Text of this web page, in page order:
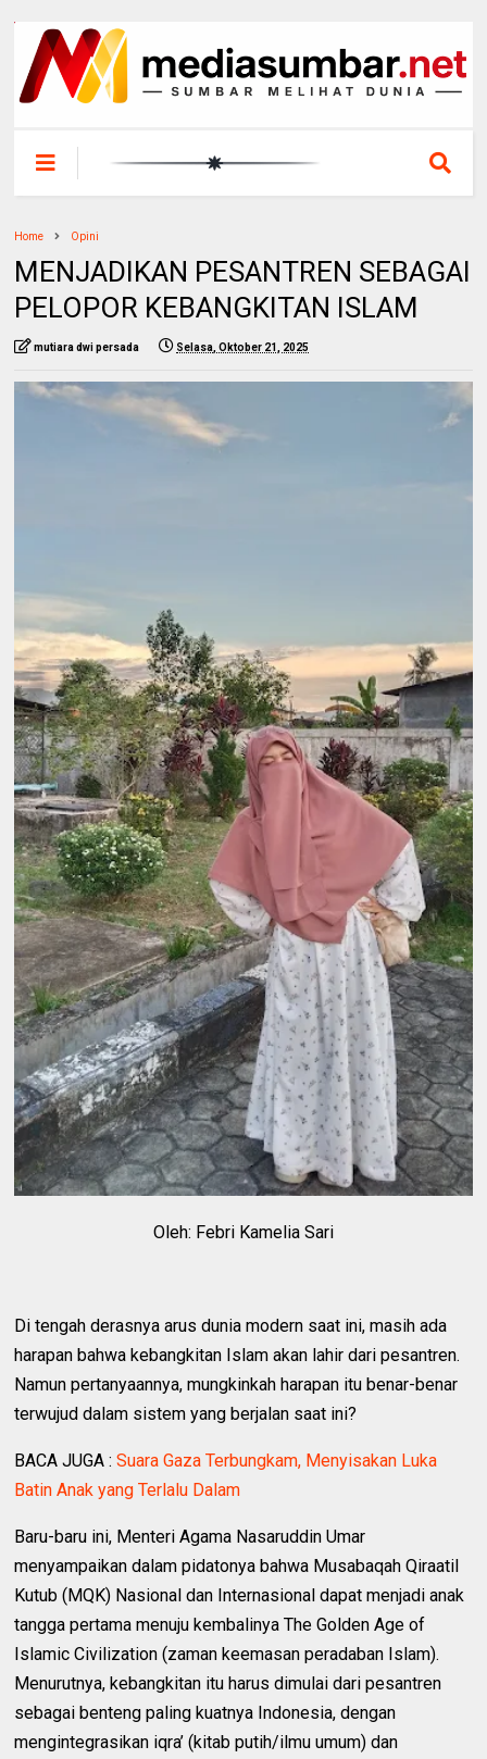
Home Opini
MENJADIKAN PESANTREN SEBAGAI
PELOPOR KEBANGKITAN ISLAM
mutiara dwi persada Selasa, Oktober 21, 2025
Oleh: Febri Kamelia Sari
Di tengah derasnya arus dunia modern saat ini, masih ada
harapan bahwa kebangkitan Islam akan lahir dari pesantren.
Namun pertanyaannya, mungkinkah harapan itu benar-benar
terwujud dalam sistem yang berjalan saat ini?
BACA JUGA :Suara Gaza Terbungkam, Menyisakan Luka
Batin Anak yang Terlalu Dalam
Baru-baru ini, Menteri Agama Nasaruddin Umar
menyampaikan dalam pidatonya bahwa Musabaqah Qiraatil
Kutub (MQK) Nasional dan Internasional dapat menjadi anak
tangga pertama menuju kembalinya The Golden Age of
Islamic Civilization (zaman keemasan peradaban Islam).
Menurutnya, kebangkitan itu harus dimulai dari pesantren
sebagai benteng paling kuatnya Indonesia, dengan
mengintegrasikan iqra’ (kitab putih/ilmu umum) dan